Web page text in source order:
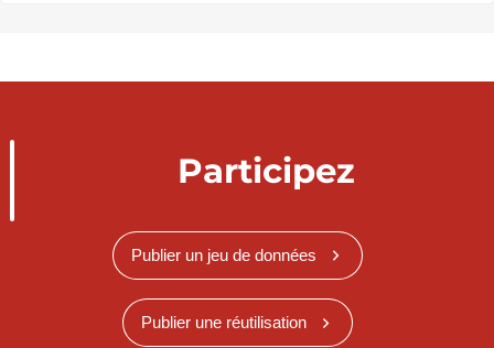
Participez
Publier un jeu de données
Publier une réutilisation